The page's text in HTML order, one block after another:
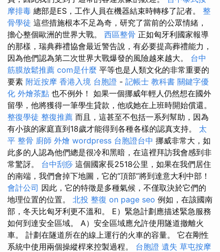
摩排毒 總部是ES，工作人員在機器結束時轉移了記者。 整
骨學徒 這些措施根本不足為奇，研究了當前的公眾情緒，
擔心整個歐洲的世界大戰。 西區整骨 正如匈牙利國家報導
的那樣，瑞典葬禮協會最近警告說，有必要提高葬禮能力，
因為他們認為第二次世界大戰爆發的風險越來越大。 台中
筋膜放鬆推薦 com是什麼 平等也是人類文化的非常重要的
要素 附近按摩 香港入境 台胞證 - 記帳士 教科書 關鍵字優
化 外燴茶點 也不例外！ 如果一個挪威年輕人仍然想在國外
留學，他將獲得一筆學生貸款，他或她在上班時開始償還。
整復學徒 整復推薦 而且，這甚至不包括一系列幫助，因為
有小孩的家庭直到18歲才能得到各種各樣的認真支持。 太
平 整骨 廚師 外燴 wordpress 台胞證台中 挪威非常大，如
此多的人認為他們總是很冷和黑暗，在這裡拜訪我會感到非
常驚訝。 台中刮痧 這個國家長2518公里，如果在我們居住
的南端，我們會掉下地圖，它的“頂部”將到達意大利中部！
會計公司 因此，它的特徵是多種氣候，不僅取決於它們的
地理位置的位置。 北投 整復 on page seo 例如，在該國南
部，冬天比匈牙利更不溫和。 E）緊急計劃應描述緊急服務
如何到達安全區域。 A）安全區域應允許使用隧道撤離火
車。 計劃在隧道所在的線上運行的火車的容量。 它在剛性
系統中使用兩個操縱桿來控製過程。 台胞證 遺失 草屯按摩